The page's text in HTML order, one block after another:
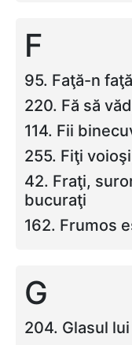
F
95. Faţă-n
220. Fă să
114. Fii
255. Fiţi
42. Fraţi,
bucuraţi
162. Frumos
G
204. Glasul